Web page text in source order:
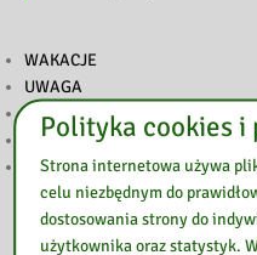
WAKACJE
UWAGA
2 MAJA NIECZYNNE
WESOŁYCH ŚWIĄT
WIELKANOC
Polityka cookies
Strona internetowa używa
celu niezbędnym do
dostosowania strony do
użytkownika oraz statystyk.